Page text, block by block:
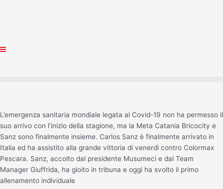
L’emergenza sanitaria mondiale legata al Covid-19 non ha permesso il
suo arrivo con l’inizio della stagione, ma la Meta Catania Bricocity e
Sanz sono finalmente insieme. Carlos Sanz è finalmente arrivato in
Italia ed ha assistito alla grande vittoria di venerdì contro Colormax
Pescara. Sanz, accolto dal presidente Musumeci e dal Team
Manager Giuffrida, ha gioito in tribuna e oggi ha svolto il primo
allenamento individuale